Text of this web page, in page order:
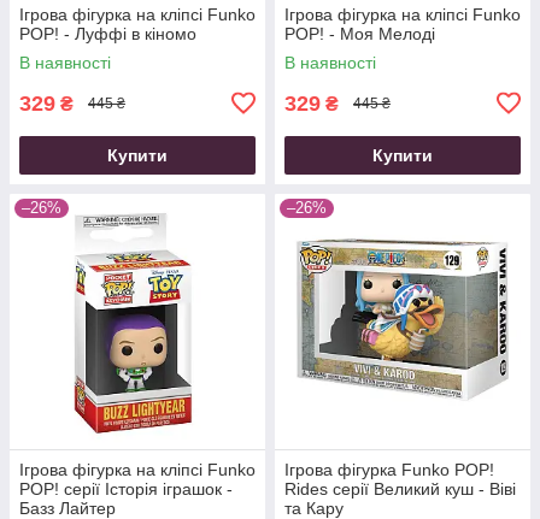
Ігрова фігурка на кліпсі Funko
POP! - Луффі в кіномо
В наявності
329 ₴ 445 ₴
Купити
Ігрова фігурка на кліпсі Funko
POP! - Моя Мелоді
В наявності
329 ₴ 445 ₴
Купити
–26%
Ігрова фігурка на кліпсі Funko
POP! серії Історія іграшок -
Базз Лайтер
–26%
Ігрова фігурка Funko POP!
Rides cерії Великий куш - Віві
та Кару